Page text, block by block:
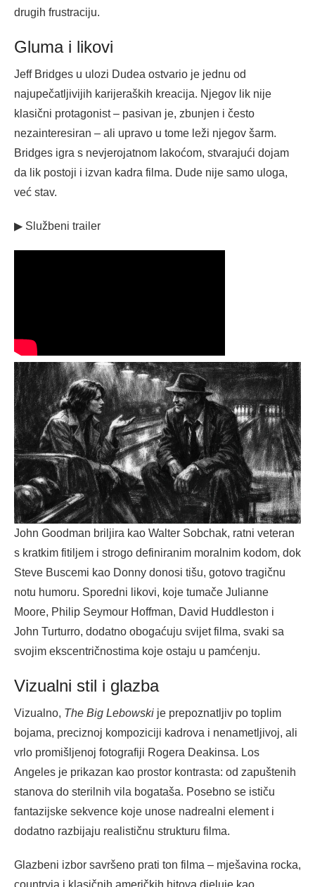
drugih frustraciju.
Gluma i likovi
Jeff Bridges u ulozi Dudea ostvario je jednu od
najupečatljivijih karijeraških kreacija. Njegov lik nije
klasični protagonist – pasivan je, zbunjen i često
nezainteresiran – ali upravo u tome leži njegov šarm.
Bridges igra s nevjerojatnom lakoćom, stvarajući dojam
da lik postoji i izvan kadra filma. Dude nije samo uloga,
već stav.
▶ Službeni trailer
John Goodman briljira kao Walter Sobchak, ratni veteran
s kratkim fitiljem i strogo definiranim moralnim kodom, dok
Steve Buscemi kao Donny donosi tišu, gotovo tragičnu
notu humoru. Sporedni likovi, koje tumače Julianne
Moore, Philip Seymour Hoffman, David Huddleston i
John Turturro, dodatno obogaćuju svijet filma, svaki sa
svojim ekscentričnostima koje ostaju u pamćenju.
Vizualni stil i glazba
Vizualno, The Big Lebowski je prepoznatljiv po toplim
bojama, preciznoj kompoziciji kadrova i nenametljivoj, ali
vrlo promišljenoj fotografiji Rogera Deakinsa. Los
Angeles je prikazan kao prostor kontrasta: od zapuštenih
stanova do sterilnih vila bogataša. Posebno se ističu
fantazijske sekvence koje unose nadrealni element i
dodatno razbijaju realističnu strukturu filma.
Glazbeni izbor savršeno prati ton filma – mješavina rocka,
countryja i klasičnih američkih hitova djeluje kao